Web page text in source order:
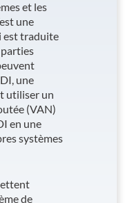
et les
une
est traduite
une
utiliser un
(VAN)
en une
systèmes
de